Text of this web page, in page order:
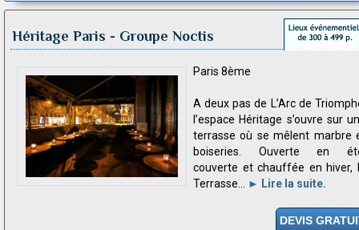
Héritage Paris - Groupe Noctis
Paris 8ème
A deux pas de L’Arc de
l’espace Héritage s’ouvre sur
terrasse où se mêlent marbre
boiseries. Ouverte en
couverte et chauffée en hiver,
Terrasse... ► Lire la suite.
DEVIS